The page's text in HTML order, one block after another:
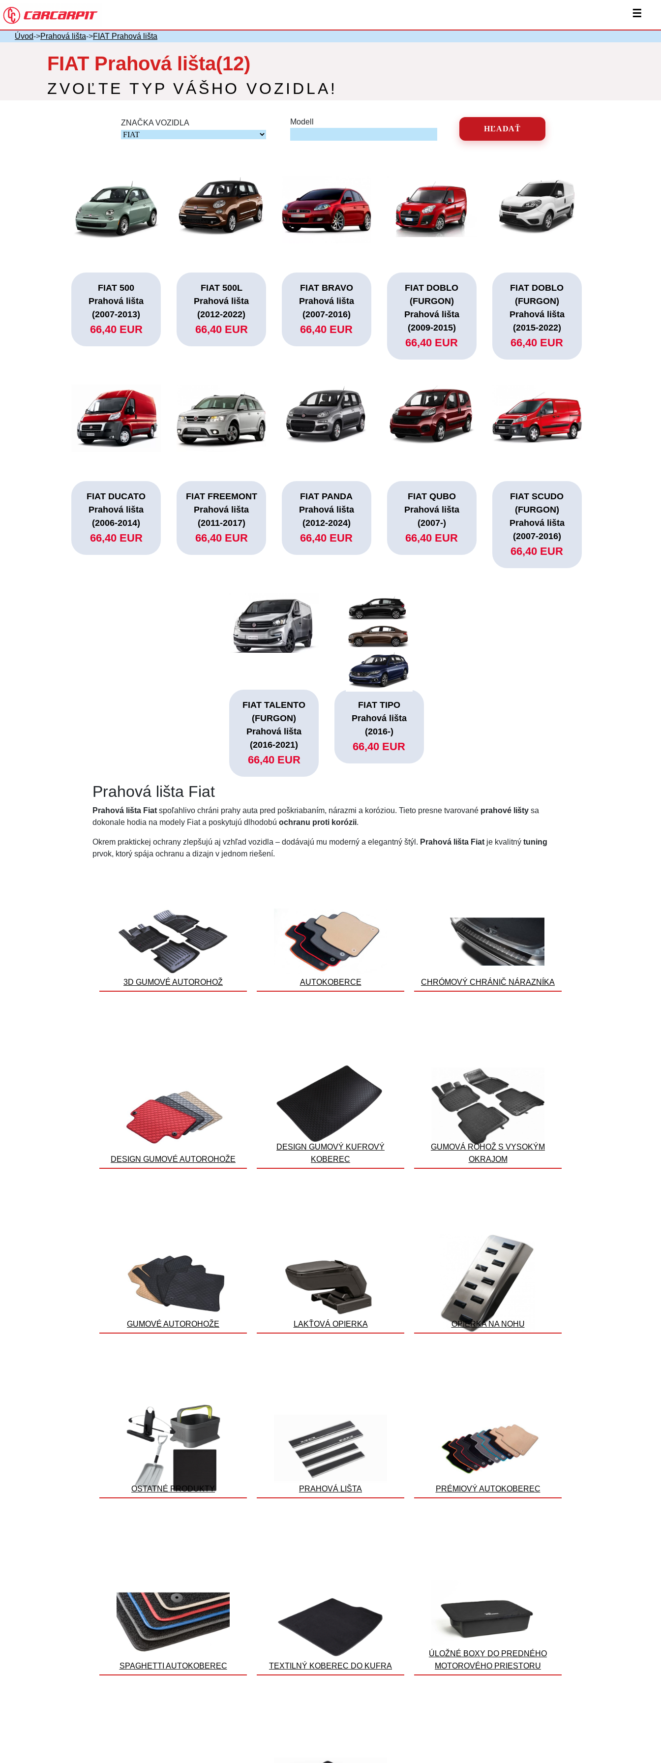
☰
Úvod->Prahová lišta->FIAT Prahová lišta
FIAT Prahová lišta(12)
ZVOĽTE TYP VÁŠHO VOZIDLA!
ZNAČKA VOZIDLA
Modell
HĽADAŤ
FIAT 500
Prahová lišta
(2007-2013)
66,40 EUR
FIAT 500L
Prahová lišta
(2012-2022)
66,40 EUR
FIAT BRAVO
Prahová lišta
(2007-2016)
66,40 EUR
FIAT DOBLO
(FURGON)
Prahová lišta
(2009-2015)
66,40 EUR
FIAT DOBLO
(FURGON)
Prahová lišta
(2015-2022)
66,40 EUR
FIAT DUCATO
Prahová lišta
(2006-2014)
66,40 EUR
FIAT FREEMONT
Prahová lišta
(2011-2017)
66,40 EUR
FIAT PANDA
Prahová lišta
(2012-2024)
66,40 EUR
FIAT QUBO
Prahová lišta
(2007-)
66,40 EUR
FIAT SCUDO
(FURGON)
Prahová lišta
(2007-2016)
66,40 EUR
FIAT TALENTO
(FURGON)
Prahová lišta
(2016-2021)
66,40 EUR
FIAT TIPO
Prahová lišta
(2016-)
66,40 EUR
Prahová lišta Fiat
Prahová lišta Fiat spoľahlivo chráni prahy auta pred poškriabaním, nárazmi a koróziou. Tieto presne tvarované prahové lišty sa
dokonale hodia na modely Fiat a poskytujú dlhodobúochranu proti korózii.
Okrem praktickej ochrany zlepšujú aj vzhľad vozidla – dodávajú mu moderný a elegantný štýl. Prahová lišta Fiat je kvalitnýtuning
prvok, ktorý spája ochranu a dizajn v jednom riešení.
3D GUMOVÉ AUTOROHOŽ AUTOKOBERCE CHRÓMOVÝ CHRÁNIČ NÁRAZNÍKA
DESIGN GUMOVÉ AUTOROHOŽE
DESIGN GUMOVÝ KUFROVÝ
KOBEREC
GUMOVÁ ROHOŽ S VYSOKÝM
OKRAJOM
GUMOVÉ AUTOROHOŽE LAKŤOVÁ OPIERKA OPIERKA NA NOHU
OSTATNÉ PRODUKTY PRAHOVÁ LIŠTA PRÉMIOVÝ AUTOKOBEREC
SPAGHETTI AUTOKOBEREC TEXTILNÝ KOBEREC DO KUFRA
ÚLOŽNÉ BOXY DO PREDNÉHO
MOTOROVÉHO PRIESTORU